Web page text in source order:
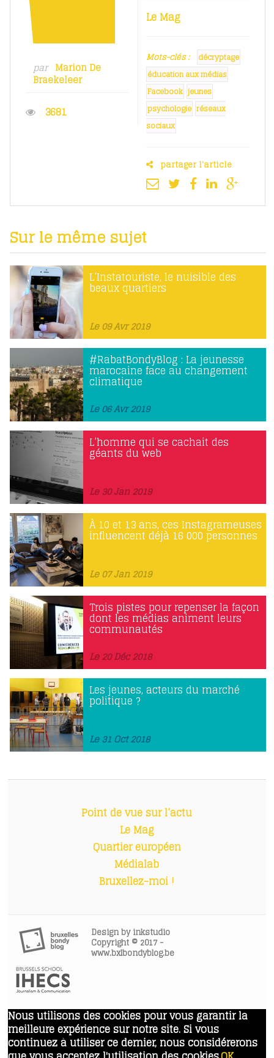
par Marion De
Braekeleer
3681
Le Mag
Mots-clés :
décryptage
éducation aux médias
Facebook jeunes
psychologie réseaux
sociaux
partager l'article
Sur le même sujet
L’Instatouriste, le nuisible des
beaux quartiers
Le 09 Avr 2019
#RabatBondyBlog : La jeunesse
marocaine face au changement
climatique
Le 06 Avr 2019
L’homme qui se cachait des
géants du web
Le 30 Jan 2019
À 10 et 13 ans, ces Instagrameuses
influencent déjà 16 000 personnes
Le 07 Jan 2019
Trois pistes pour repenser la façon
dont les médias animent leurs
communautés
Le 20 Déc 2018
Les jeunes, acteurs du marché
politique ?
Le 31 Oct 2018
Point de vue sur l’actu
Le Mag
Quartier européen
Médialab
Bruxellez-moi !
Design byinkstudio
Copyright © 2017 -
www.bxlbondyblog.be
Nous utilisons des cookies pour vous garantir la
meilleure expérience sur notre site. Si vous
continuez à utiliser ce dernier, nous considérerons